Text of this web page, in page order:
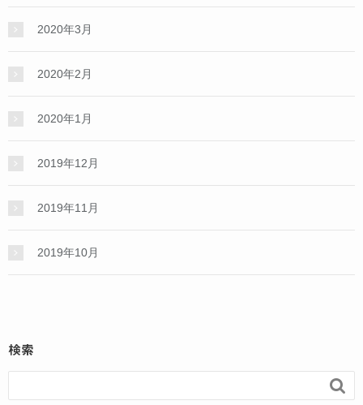
2020年3月
2020年2月
2020年1月
2019年12月
2019年11月
2019年10月
検索
